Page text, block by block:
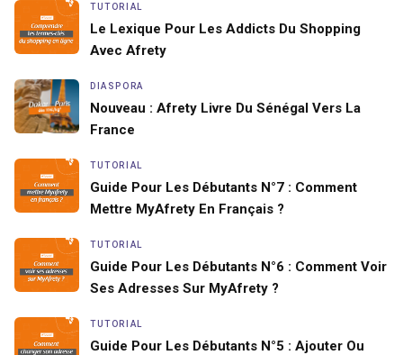
TUTORIAL
Le Lexique Pour Les Addicts Du Shopping
Avec Afrety
DIASPORA
Nouveau : Afrety Livre Du Sénégal Vers La
France
TUTORIAL
Guide Pour Les Débutants N°7 : Comment
Mettre MyAfrety En Français ?
TUTORIAL
Guide Pour Les Débutants N°6 : Comment Voir
Ses Adresses Sur MyAfrety ?
TUTORIAL
Guide Pour Les Débutants N°5 : Ajouter Ou